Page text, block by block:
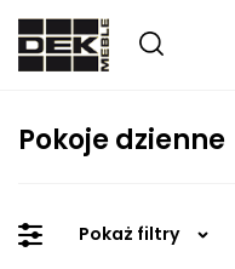
Pokoje dzienne
Pokaż filtry